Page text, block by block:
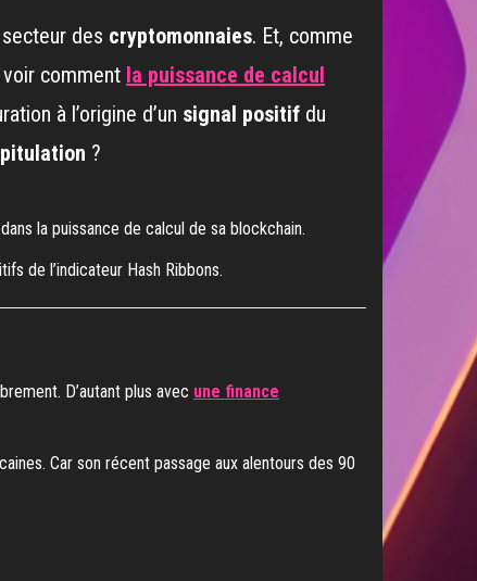
des cryptomonnaies. Et, comme
comment la puissance de calcul
à l’origine d’un signal positif du
?
la puissance de calcul de sa blockchain.
de l’indicateur Hash Ribbons.
D’autant plus avec une finance
Car son récent passage aux alentours des 90